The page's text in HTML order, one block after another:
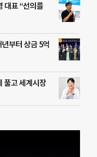
대표 “선의를
부터 상금 5억
풀고 세계시장